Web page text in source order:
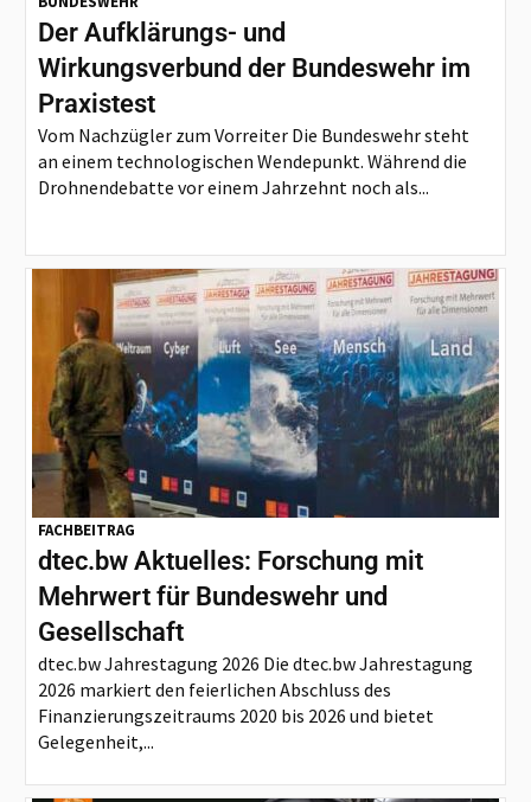
Der Aufklärungs- und
Wirkungsverbund der Bundeswehr im
Praxistest
Vom Nachzügler zum Vorreiter Die Bundeswehr steht
an einem technologischen Wendepunkt. Während die
Drohnendebatte vor einem Jahrzehnt noch als...
FACHBEITRAG
dtec.bw Aktuelles: Forschung mit
Mehrwert für Bundeswehr und
Gesellschaft
dtec.bw Jahrestagung 2026 Die dtec.bw Jahrestagung
2026 markiert den feierlichen Abschluss des
Finanzierungszeitraums 2020 bis 2026 und bietet
Gelegenheit,...